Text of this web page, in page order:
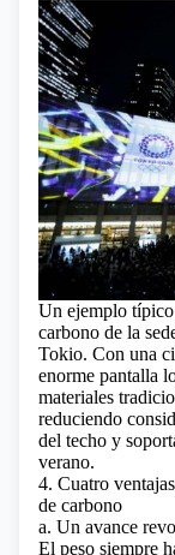
Un ejemplo
carbono de la
Tokio. Con una
enorme pantalla
materiales
reduciendo
del techo y
verano.
4. Cuatro
de carbono
a. Un avance
El peso siempre